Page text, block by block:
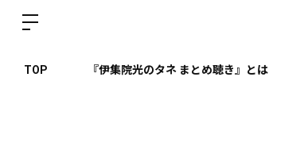
TOP 『伊集院光のタネ まとめ聴き』とは